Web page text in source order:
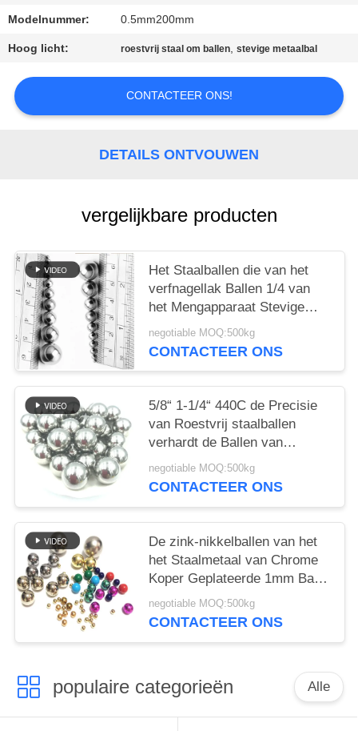
PRIVACY
POLICY
Modelnummer: 0.5mm200mm
Hoog licht: roestvrij staal om ballen,stevige metaalbal
CONTACTEER ONS!
DETAILS ONTVOUWEN
vergelijkbare producten
Het Staalballen die van het
verfnagellak Ballen 1/4 van
het Mengapparaat Stevige
Metaal“ mengen 3/16“
negotiable MOQ:500kg
CONTACTEER ONS
5/8“ 1-1/4“ 440C de Precisie
van Roestvrij staalballen
verhardt de Ballen van
Magentic van de Staalbal
negotiable MOQ:500kg
CONTACTEER ONS
De zink-nikkelballen van het
het Staalmetaal van Chrome
Koper Geplateerde 1mm Bal
van het Roestvrij staal
Stevige Lager
negotiable MOQ:500kg
CONTACTEER ONS
populaire categorieën Alle